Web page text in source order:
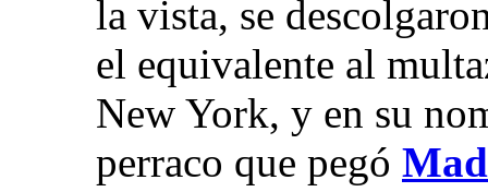
la vista, se
el equivalente al
New York, y en su
perraco que pegó